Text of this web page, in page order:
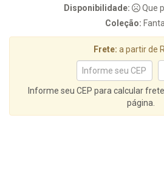
Disponibilidade:
Que
Coleção:
Frete: a partir de
Informe seu CEP para calcular
página.